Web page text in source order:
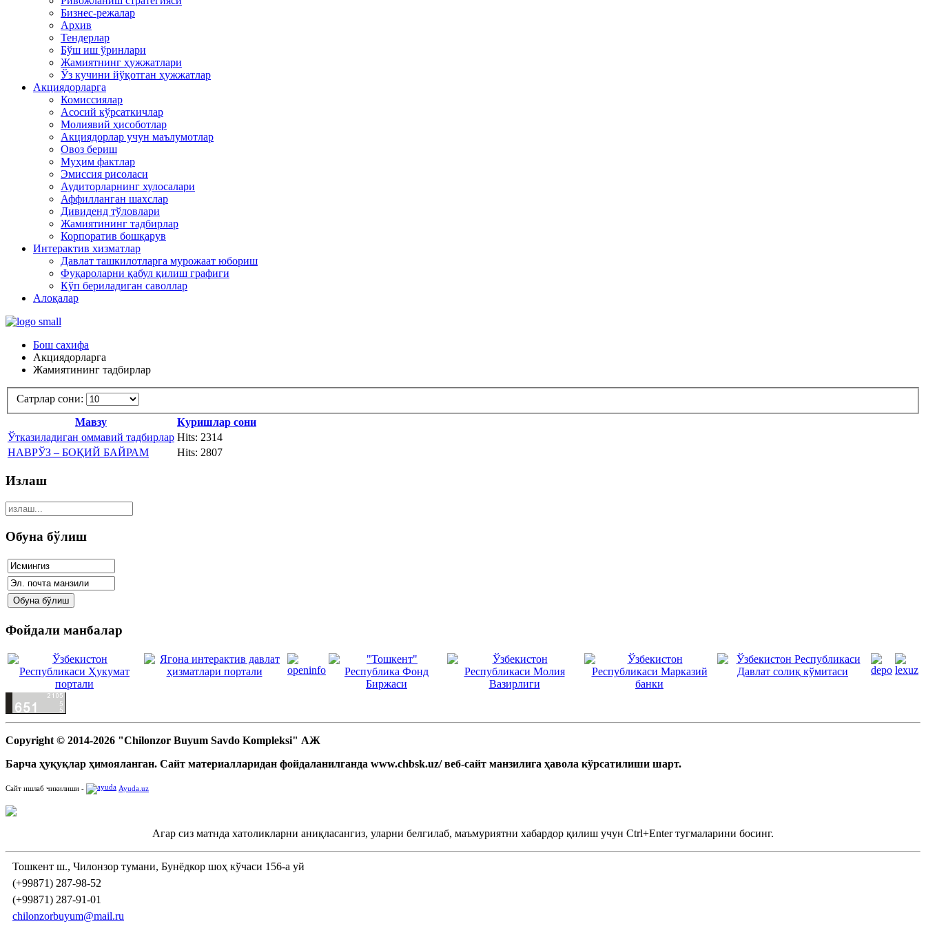
Бизнес-режалар
Архив
Тендерлар
Бўш иш ўринлари
Жамиятнинг ҳужжатлари
Ўз кучини йўқотган ҳужжатлар
Акциядорларга
Комиссиялар
Асосий кўрсаткичлар
Молиявий ҳисоботлар
Акциядорлар учун маълумотлар
Овоз бериш
Муҳим фактлар
Эмиссия рисоласи
Аудиторларнинг хулосалари
Аффилланган шахслар
Дивиденд тўловлари
Жамиятининг тадбирлар
Корпоратив бошқарув
Интерактив хизматлар
Давлат ташкилотларга мурожаат юбориш
Фуқароларни қабул қилиш графиги
Кўп бериладиган саволлар
Алоқалар
Бош сахифа
Акциядорларга
Жамиятининг тадбирлар
Сатрлар сони:
Мавзу
Куришлар сони
Ўтказиладиган оммавий тадбирлар Hits: 2314
НАВРЎЗ – БОҚИЙ БАЙРАМ
Hits: 2807
Излаш
Обуна бўлиш
Фойдали манбалар
Copyright © 2014-2026 "Chilonzor Buyum Savdo Kompleksi" АЖ
Барча ҳуқуқлар ҳимояланган. Сайт материалларидан фойдаланилганда www.chbsk.uz/ веб-сайт манзилига ҳавола кўрсатилиши шарт.
Сайт ишлаб чикилиши - Ayuda.uz
Агар сиз матнда хатоликларни аниқласангиз, уларни белгилаб, маъмуриятни хабардор қилиш учун Ctrl+Enter тугмаларини босинг.
Тошкент ш., Чилонзор тумани, Бунёдкор шоҳ кўчаси 156-а уй
(+99871) 287-98-52
(+99871) 287-91-01
chilonzorbuyum@mail.ru